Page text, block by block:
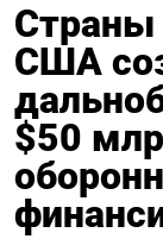
США
$50